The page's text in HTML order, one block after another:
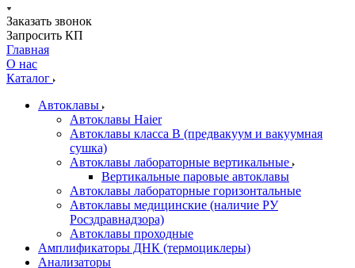
Заказать звонок
Запросить КП
Главная
О нас
Каталог
Автоклавы
Автоклавы Haier
Автоклавы класса B (предвакуум и вакуумная
сушка)
Автоклавы лабораторные вертикальные
Вертикальные паровые автоклавы
Автоклавы лабораторные горизонтальные
Автоклавы медицинские (наличие РУ
Росздравнадзора)
Автоклавы проходные
Амплификаторы ДНК (термоциклеры)
Анализаторы